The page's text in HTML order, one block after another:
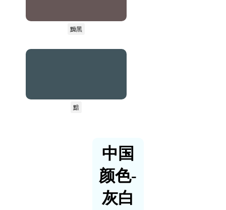
黝黑
黯
中国
颜色-
灰白